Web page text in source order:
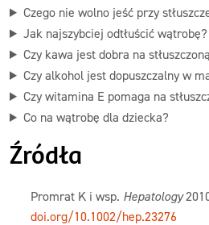
Czego nie wolno jeść przy
Jak najszybciej odtłuścić wątrobę?
Czy kawa jest dobra na
Czy alkohol jest dopuszczalny w
Czy witamina E pomaga na
Co na wątrobę dla dziecka?
Źródła
Promrat K i wsp. Hepatology
doi.org/10.1002/hep.23276